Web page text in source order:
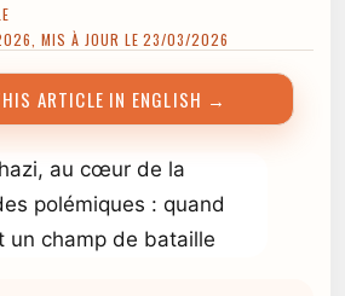
MIS À JOUR LE 23/03/2026
ARTICLE IN ENGLISH →